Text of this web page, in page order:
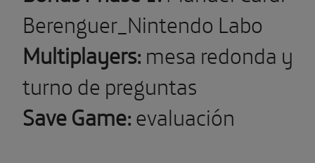
Berenguer_Nintendo Labo
Multiplayers:mesa redonda y
turno de preguntas
Save Game:evaluación